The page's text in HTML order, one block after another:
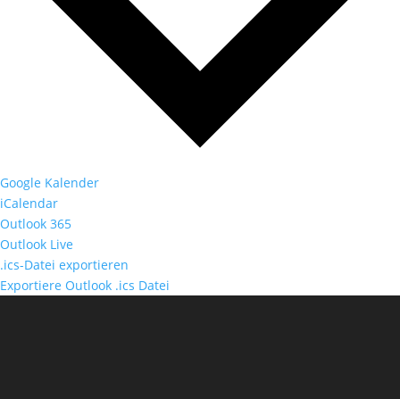
Google Kalender
iCalendar
Outlook 365
Outlook Live
.ics-Datei exportieren
Exportiere Outlook .ics Datei